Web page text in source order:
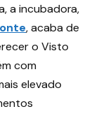
a incubadora,
, acaba de
o Visto
com
elevado